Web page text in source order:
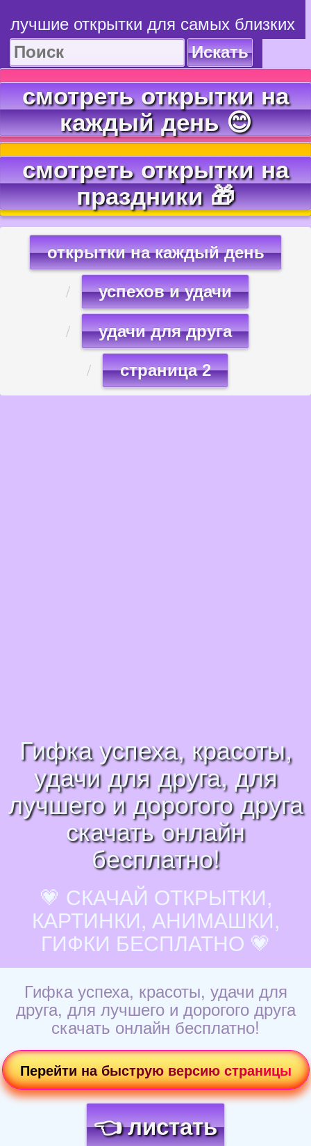
лучшие открытки для самых близких
Искать
смотреть открытки на
каждый день 😊
смотреть открытки на
праздники 🎁
открытки на каждый день
успехов и удачи
удачи для друга
страница 2
Гифка успеха, красоты,
удачи для друга, для
лучшего и дорогого друга
скачать онлайн
бесплатно!
💗 СКАЧАЙ ОТКРЫТКИ,
КАРТИНКИ, АНИМАШКИ,
ГИФКИ БЕСПЛАТНО 💗
Гифка успеха, красоты, удачи для
друга, для лучшего и дорогого друга
скачать онлайн бесплатно!
Перейти на быструю версию страницы
👈 листать